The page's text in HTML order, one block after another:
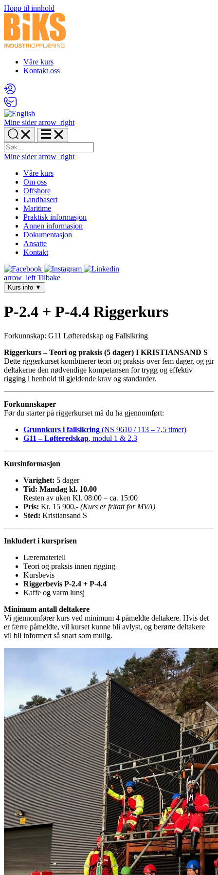
Hopp til innhold
Våre kurs
Kontakt oss
Mine sider arrow_right
Mine sider arrow_right
Våre kurs
Om oss
Offshore
Landbasert
Maritime
Praktisk informasjon
Annen informasjon
Dokumentasjon
Ansatte
Kontakt
arrow_left Tilbake
Kurs info ▼
P-2.4 + P-4.4 Riggerkurs
Forkunnskap: G11 Løfteredskap og Fallsikring
Riggerkurs – Teori og praksis (5 dager) I KRISTIANSAND S
Dette riggerkurset kombinerer teori og praksis over fem dager, og gir
deltakerne den nødvendige kompetansen for trygg og effektiv
rigging i henhold til gjeldende krav og standarder.
Forkunnskaper
Før du starter på riggerkurset må du ha gjennomført:
Grunnkurs i fallsikring (NS 9610 / 113 – 7,5 timer)
G11 – Løfteredskap, modul 1 & 2.3
Kursinformasjon
Varighet: 5 dager
Tid: Mandag kl. 10.00
Resten av uken Kl. 08:00 – ca. 15:00
Pris: Kr. 15 900,- (Kurs er fritatt for MVA)
Sted: Kristiansand S
Inkludert i kursprisen
Læremateriell
Teori og praksis innen rigging
Kursbevis
Riggerbevis P-2.4 + P-4.4
Kaffe og varm lunsj
Minimum antall deltakere
Vi gjennomfører kurs ved minimum 4 påmeldte deltakere. Hvis det
er færre påmeldte, vil kurset kunne bli avlyst, og berørte deltakere
vil bli informert så snart som mulig.